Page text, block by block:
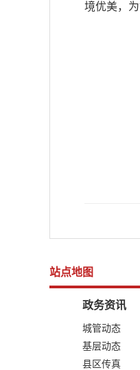
境优美，
站点地图
政务资讯
城管动态
基层动态
县区传真